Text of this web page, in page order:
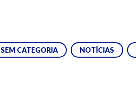
SEM CATEGORIA NOTÍCIAS